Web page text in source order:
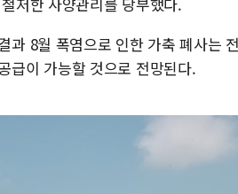
과 8월 폭염으로 인한 가축 폐사는
급이 가능할 것으로 전망된다.